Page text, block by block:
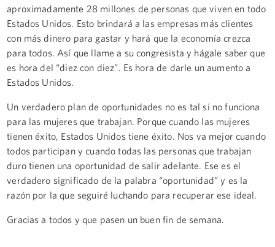
aproximadamente 28 millones de personas que viven en todo
Estados Unidos. Esto brindará a las empresas más clientes
con más dinero para gastar y hará que la economía crezca
para todos. Así que llame a su congresista y hágale saber que
es hora del “diez con diez”. Es hora de darle un aumento a
Estados Unidos.
Un verdadero plan de oportunidades no es tal si no funciona
para las mujeres que trabajan. Porque cuando las mujeres
tienen éxito, Estados Unidos tiene éxito. Nos va mejor cuando
todos participan y cuando todas las personas que trabajan
duro tienen una oportunidad de salir adelante. Ese es el
verdadero significado de la palabra “oportunidad” y es la
razón por la que seguiré luchando para recuperar ese ideal.
Gracias a todos y que pasen un buen fin de semana.